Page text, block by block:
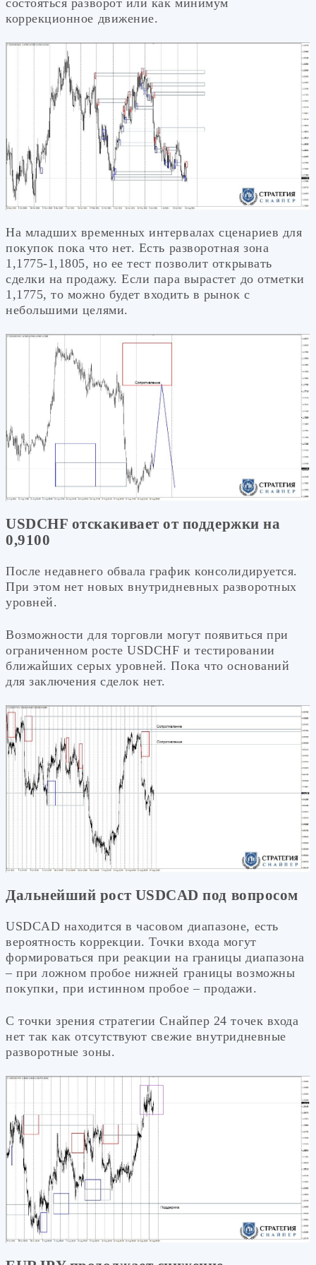
коррекционное движение.
На младших временных интервалах сценариев для
покупок пока что нет. Есть разворотная зона
1,1775-1,1805, но ее тест позволит открывать
сделки на продажу. Если пара вырастет до отметки
1,1775, то можно будет входить в рынок с
небольшими целями.
USDCHF отскакивает от поддержки на
0,9100
После недавнего обвала график консолидируется.
При этом нет новых внутридневных разворотных
уровней.
Возможности для торговли могут появиться при
ограниченном росте USDCHF и тестировании
ближайших серых уровней. Пока что оснований
для заключения сделок нет.
Дальнейший рост USDCAD под вопросом
USDCAD находится в часовом диапазоне, есть
вероятность коррекции. Точки входа могут
формироваться при реакции на границы диапазона
– при ложном пробое нижней границы возможны
покупки, при истинном пробое – продажи.
С точки зрения стратегии Снайпер 24 точек входа
нет так как отсутствуют свежие внутридневные
разворотные зоны.